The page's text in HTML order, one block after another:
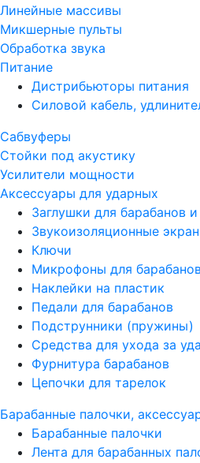
Линейные массивы
Микшерные пульты
Обработка звука
Питание
Дистрибьюторы питания
Силовой кабель,
Сабвуферы
Стойки под акустику
Усилители мощности
Аксессуары для ударных
Заглушки для барабанов
Звукоизоляционные
Ключи
Микрофоны для
Наклейки на пластик
Педали для барабанов
Подструнники (пружины)
Средства для ухода за
Фурнитура барабанов
Цепочки для тарелок
Барабанные палочки,
Барабанные палочки
Лента для барабанных